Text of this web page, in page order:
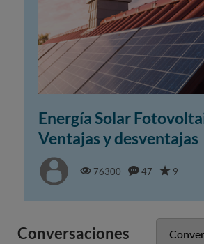
Energía Solar
Ventajas y desventajas
76300 47 9
Conversaciones